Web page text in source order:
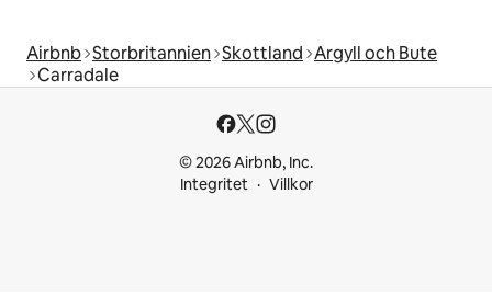
Airbnb Storbritannien Skottland Argyll och Bute
Carradale
© 2026 Airbnb, Inc.
Integritet
Villkor